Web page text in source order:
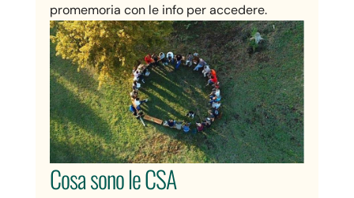
promemoria con le info per accedere.
Cosa sono le CSA